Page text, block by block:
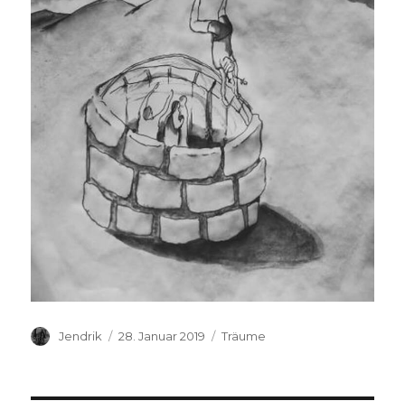
Autor
Jendrik
Veröffentlicht
28. Januar 2019 Kategorien
Träume